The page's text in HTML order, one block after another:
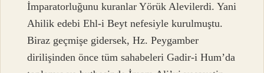
İmparatorluğunu kuranlar Yörük Alevilerdi. Yani
Ahilik edebi Ehl-i Beyt nefesiyle kurulmuştu.
Biraz geçmişe gidersek, Hz. Peygamber
dirilişinden önce tüm sahabeleri Gadir-i Hum’da